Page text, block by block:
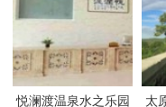
悦澜渡温泉水之乐园
太